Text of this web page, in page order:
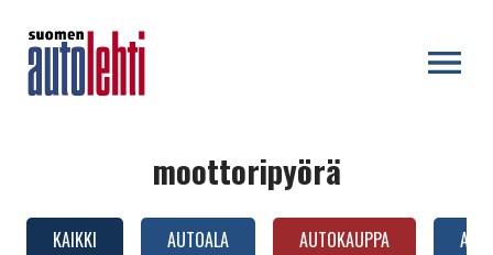
moottoripyörä
KAIKKI AUTOALA AUTOKAUPPA